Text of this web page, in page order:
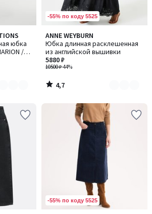
юбка
/
-55% по коду 5525
ANNE WEYBURN
Юбка длинная расклешенная
из английской вышивки
10500 ₽-44%
5880 ₽
4,7
/ 5
Количество
цветов:
2
4,7
/
-55% по коду 5525